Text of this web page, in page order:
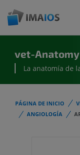
vet-Anatomy
La anatomía de
PÁGINA DE INICIO
ANGIOLOGÍA